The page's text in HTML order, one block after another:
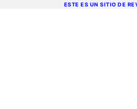
ESTE ES UN SITIO DE